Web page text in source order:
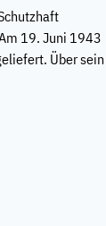
19. Juni 1943
Über sein